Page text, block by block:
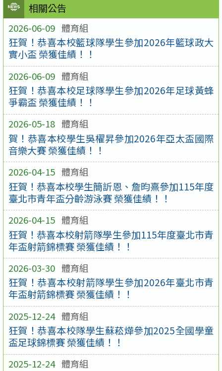
相關公告
2026-06-09 體育組
狂賀！恭喜本校籃球隊學生參加2026年籃球政大
實小盃 榮獲佳績！！
2026-06-09 體育組
狂賀！恭喜本校足球隊學生參加2026年足球黃蜂
爭霸盃 榮獲佳績！！
2026-05-18 體育組
賀！恭喜本校學生吳櫂昇參加2026年亞太盃國際
音樂大賽 榮獲佳績！！
2026-04-15 體育組
狂賀！恭喜本校學生簡訢恩、詹昀熹參加115年度
臺北市青年盃分齡游泳賽 榮獲佳績！！
2026-04-15 體育組
狂賀！恭喜本校射箭隊學生參加115年度臺北市青
年盃射箭錦標賽 榮獲佳績！！
2026-03-30 體育組
狂賀！恭喜本校射箭隊學生參加2026年臺北市青
年盃射箭錦標賽 榮獲佳績！！
2025-12-24 體育組
狂賀！恭喜本校隊學生蘇菘燁參加2025全國學童
盃足球錦標賽 榮獲佳績！！
2025-12-24 體育組